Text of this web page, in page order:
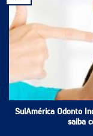
SulAmérica Odonto
saiba